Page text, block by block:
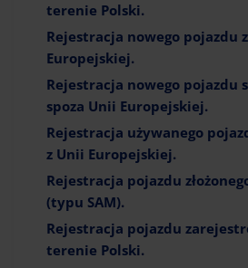
terenie Polski.
Rejestracja nowego pojazdu
Europejskiej.
Rejestracja nowego pojazdu
spoza Unii Europejskiej.
Rejestracja używanego
z Unii Europejskiej.
Rejestracja pojazdu
(typu SAM).
Rejestracja pojazdu
terenie Polski.